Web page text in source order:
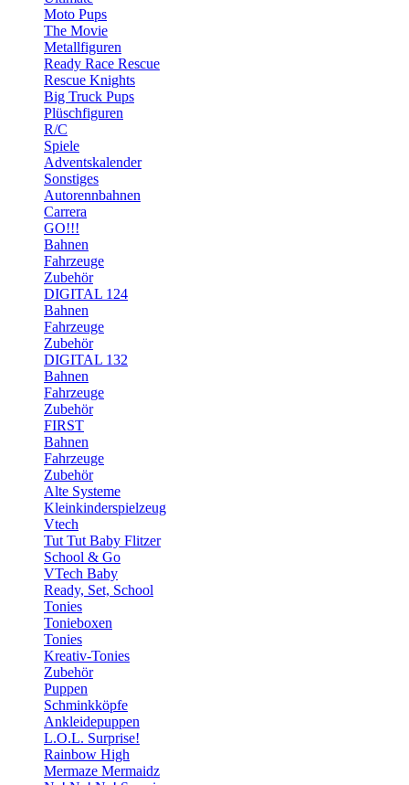
Moto Pups
The Movie
Metallfiguren
Ready Race Rescue
Rescue Knights
Big Truck Pups
Plüschfiguren
R/C
Spiele
Adventskalender
Sonstiges
Autorennbahnen
Carrera
GO!!!
Bahnen
Fahrzeuge
Zubehör
DIGITAL 124
Bahnen
Fahrzeuge
Zubehör
DIGITAL 132
Bahnen
Fahrzeuge
Zubehör
FIRST
Bahnen
Fahrzeuge
Zubehör
Alte Systeme
Kleinkinderspielzeug
Vtech
Tut Tut Baby Flitzer
School & Go
VTech Baby
Ready, Set, School
Tonies
Tonieboxen
Tonies
Kreativ-Tonies
Zubehör
Puppen
Schminkköpfe
Ankleidepuppen
L.O.L. Surprise!
Rainbow High
Mermaze Mermaidz